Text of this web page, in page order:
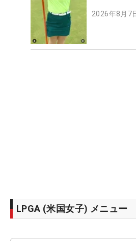
2026年8月7
LPGA (米国女子) メニュー